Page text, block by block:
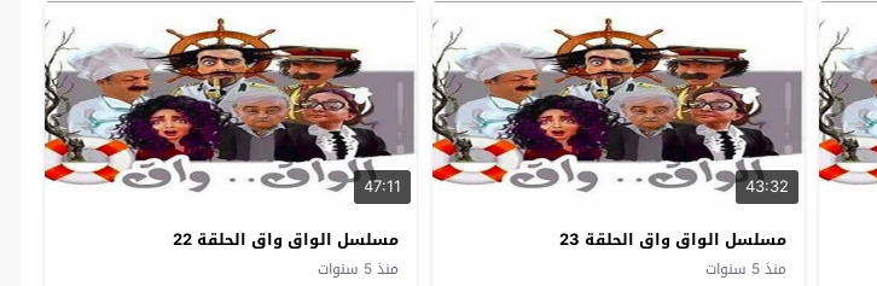
43:32
مسلسل الواق واق الحلقة 23
منذ 5 سنوات
47:11
مسلسل الواق واق الحلقة 22
منذ 5 سنوات